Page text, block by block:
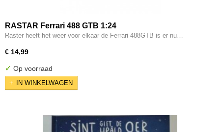
RASTAR Ferrari 488 GTB 1:24
Raster heeft het weer voor elkaar de Ferrari 488GTB is er nu…
€ 14,99
✓ Op voorraad
IN WINKELWAGEN